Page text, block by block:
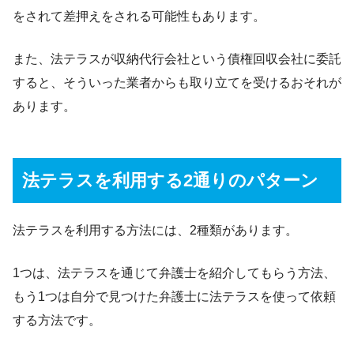
をされて差押えをされる可能性もあります。
また、法テラスが収納代行会社という債権回収会社に委託
すると、そういった業者からも取り立てを受けるおそれが
あります。
法テラスを利用する2通りのパターン
法テラスを利用する方法には、2種類があります。
1つは、法テラスを通じて弁護士を紹介してもらう方法、
もう1つは自分で見つけた弁護士に法テラスを使って依頼
する方法です。